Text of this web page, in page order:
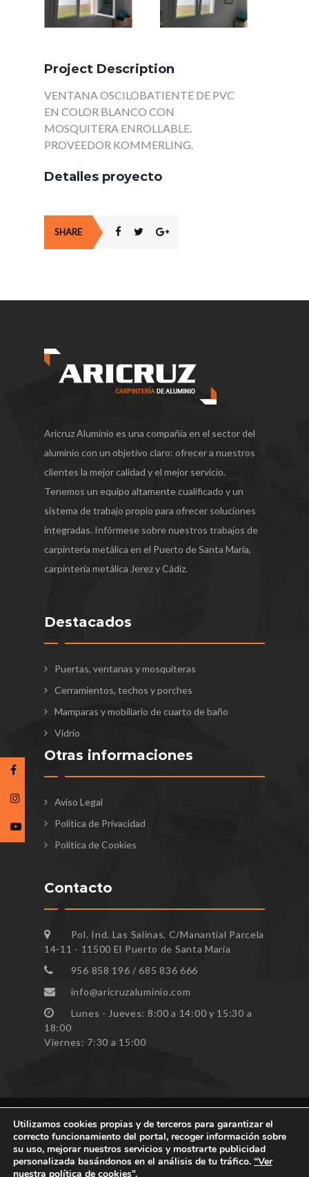
Project Description
VENTANA OSCILOBATIENTE DE PVC
EN COLOR BLANCO CON
MOSQUITERA ENROLLABLE.
PROVEEDOR KOMMERLING.
Detalles proyecto
SHARE
Aricruz Aluminio es una compañía en el sector del
aluminio con un objetivo claro: ofrecer a nuestros
clientes la mejor calidad y el mejor servicio.
Tenemos un equipo altamente cualificado y un
sistema de trabajo propio para ofrecer soluciones
integradas. Infórmese sobre nuestros trabajos de
carpintería metálica en el Puerto de Santa María,
carpintería metálica Jerez y Cádiz.
Destacados
Puertas, ventanas y mosquiteras
Cerramientos, techos y porches
Mamparas y mobiliario de cuarto de baño
Vidrio
Otras informaciones
Aviso Legal
Política de Privacidad
Política de Cookies
Contacto
Pol. Ind. Las Salinas, C/Manantial Parcela
14-11 - 11500 El Puerto de Santa María
956 858 196 / 685 836 666
info@aricruzaluminio.com
Lunes - Jueves: 8:00 a 14:00 y 15:30 a
18:00
Viernes: 7:30 a 15:00
Todos los derechos reservados ARICRUZ © 2023
Utilizamos cookies propias y de terceros para garantizar el
correcto funcionamiento del portal, recoger información sobre
su uso, mejorar nuestros servicios y mostrarte publicidad
personalizada basándonos en el análisis de tu tráfico. “Ver
nuestra política de cookies”.